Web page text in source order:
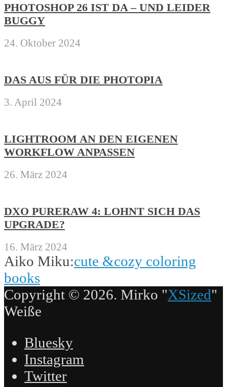
PHOTOSHOP 26 IST DA – UND LEIDER
BUGGY
24. Oktober 2024
DAS AUS FÜR DIE PHOTOPIA
3. April 2024
LIGHTROOM AN DEN EIGENEN
WORKFLOW ANPASSEN
26. März 2024
DXO PURERAW 4: LOHNT SICH DAS
UPGRADE?
16. März 2024
Aiko Miku:cute &cozy coloring
books
Copyright © 2026. Mirko "XSized"
Weiße
Bluesky
Instagram
Twitter